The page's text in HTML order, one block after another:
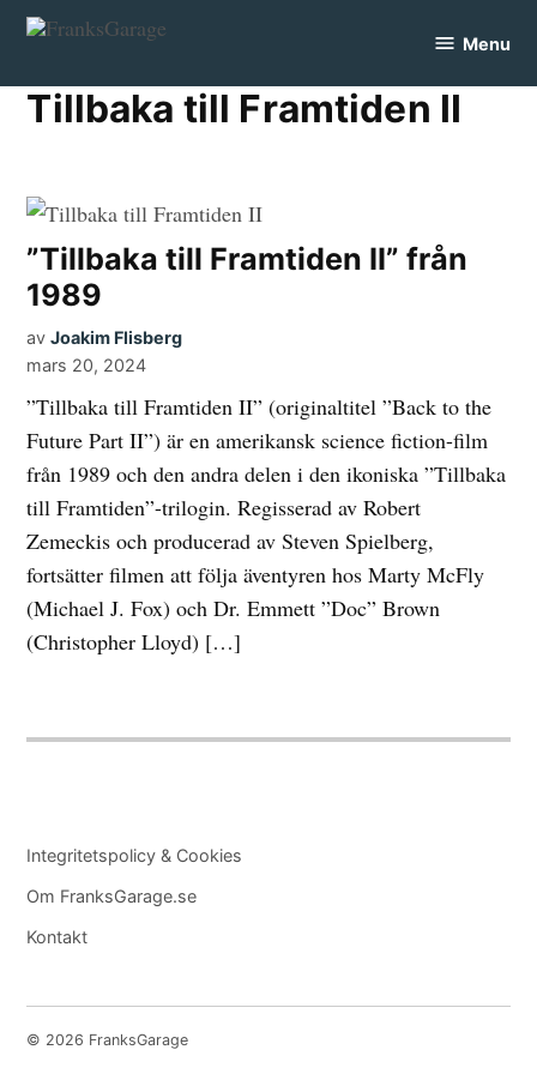
Skip
content
Menu
Tillbaka till Framtiden II
”Tillbaka till Framtiden II” från
1989
av Joakim Flisberg
mars 20, 2024
”Tillbaka till Framtiden II” (originaltitel ”Back to the
Future Part II”) är en amerikansk science fiction-film
från 1989 och den andra delen i den ikoniska ”Tillbaka
till Framtiden”-trilogin. Regisserad av Robert
Zemeckis och producerad av Steven Spielberg,
fortsätter filmen att följa äventyren hos Marty McFly
(Michael J. Fox) och Dr. Emmett ”Doc” Brown
(Christopher Lloyd) […]
Integritetspolicy & Cookies
Om FranksGarage.se
Kontakt
© 2026 FranksGarage